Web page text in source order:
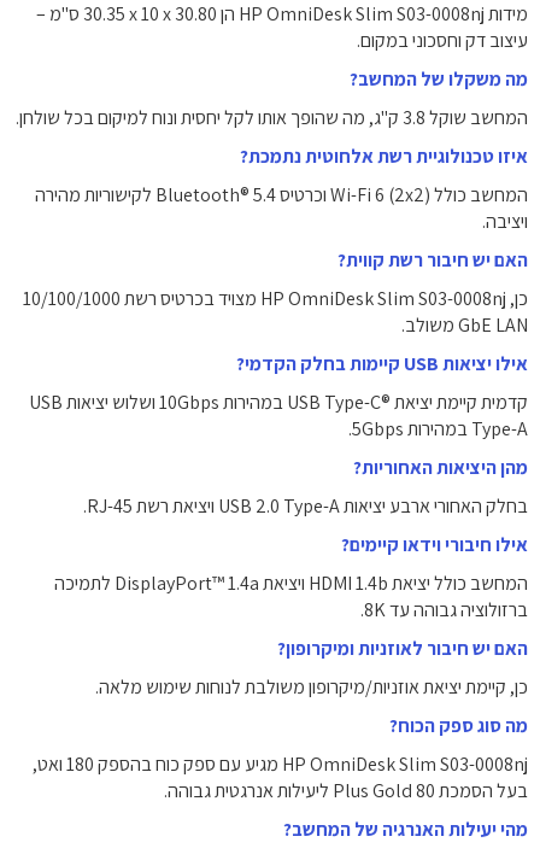
מידות HP OmniDesk Slim S03-0008nj הן ‎30.35 x 10 x 30.80 ס"מ –
עיצוב דק וחסכוני במקום.
מה משקלו של המחשב?
המחשב שוקל ‎3.8 ק"ג‎, מה שהופך אותו לקל יחסית ונוח למיקום בכל שולחן.
איזו טכנולוגיית רשת אלחוטית נתמכת?
המחשב כולל Wi-Fi 6 (2x2) וכרטיס Bluetooth® 5.4 לקישוריות מהירה
ויציבה.
האם יש חיבור רשת קווית?
כן, HP OmniDesk Slim S03-0008nj מצויד בכרטיס רשת ‎10/100/1000
GbE LAN‎ משולב.
אילו יציאות USB קיימות בחלק הקדמי?
קדמית קיימת יציאת USB Type-C®‎ במהירות ‎10Gbps‎ ושלוש יציאות USB
Type-A במהירות ‎5Gbps‎.
מהן היציאות האחוריות?
בחלק האחורי ארבע יציאות USB 2.0 Type-A ויציאת רשת RJ-45.
אילו חיבורי וידאו קיימים?
המחשב כולל יציאת HDMI 1.4b ויציאת DisplayPort™ 1.4a לתמיכה
ברזולוציה גבוהה עד 8K.
האם יש חיבור לאוזניות ומיקרופון?
כן, קיימת יציאת אוזניות/מיקרופון משולבת לנוחות שימוש מלאה.
מה סוג ספק הכוח?
HP OmniDesk Slim S03-0008nj מגיע עם ספק כוח בהספק ‎180‎ ואט,
בעל הסמכת 80 Plus Gold ליעילות אנרגטית גבוהה.
מהי יעילות האנרגיה של המחשב?